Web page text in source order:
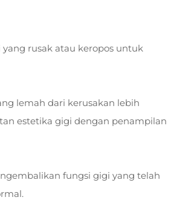
rusak atau keropos untuk
lemah dari kerusakan lebih
estetika gigi dengan penampilan
fungsi gigi yang telah